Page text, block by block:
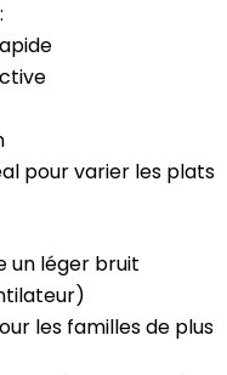
pour varier les plats
un léger bruit
les familles de plus